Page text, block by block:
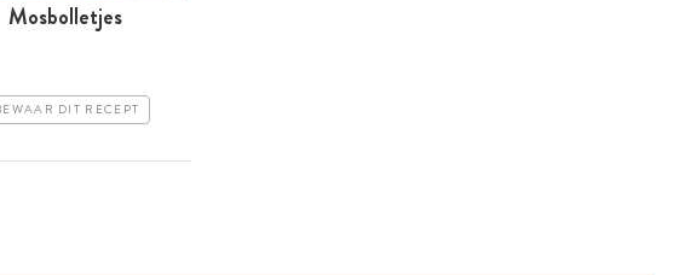
Mosbolletjes
DIT RECEPT